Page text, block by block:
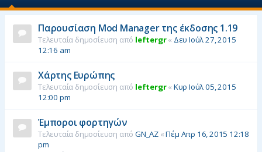
Παρουσίαση Mod Manager της έκδοσης 1.19
Τελευταία δημοσίευση από leftergr« Δευ Ιούλ 27, 2015
12:16 am
Χάρτης Ευρώπης
Τελευταία δημοσίευση από leftergr« Κυρ Ιούλ 05, 2015
12:00 pm
Έμποροι φορτηγών
Τελευταία δημοσίευση απόGN_AZ «Πέμ Απρ 16, 2015 12:18
pm